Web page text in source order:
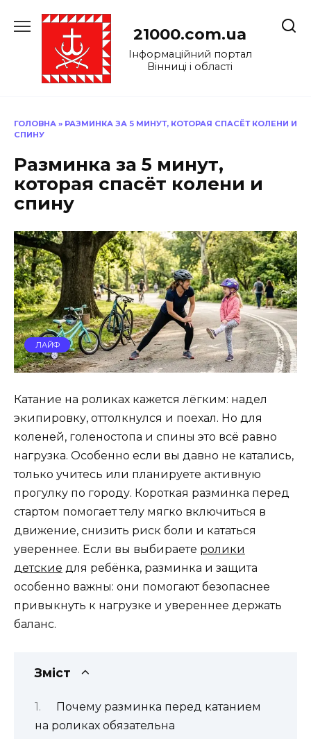
до
21000.com.ua
Інформаційний портал
Вінниці і області
ГОЛОВНА » РАЗМИНКА ЗА 5 МИНУТ, КОТОРАЯ СПАСЁТ КОЛЕНИ И
СПИНУ
Разминка за 5 минут,
которая спасёт колени и
спину
ЛАЙФ
Катание на роликах кажется лёгким: надел
экипировку, оттолкнулся и поехал. Но для
коленей, голеностопа и спины это всё равно
нагрузка. Особенно если вы давно не катались,
только учитесь или планируете активную
прогулку по городу. Короткая разминка перед
стартом помогает телу мягко включиться в
движение, снизить риск боли и кататься
увереннее. Если вы выбираете ролики
детские для ребёнка, разминка и защита
особенно важны: они помогают безопаснее
привыкнуть к нагрузке и увереннее держать
баланс.
Зміст
Почему разминка перед катанием
на роликах обязательна